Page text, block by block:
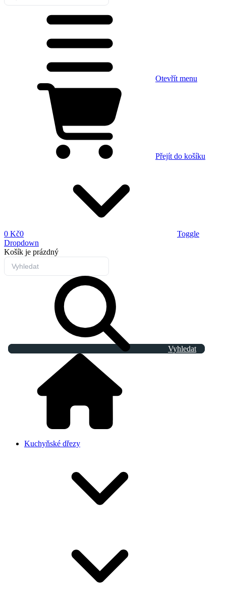
Otevřít menu
Přejít do košíku
0 Kč0
Toggle
Dropdown
Košík je prázdný
Vyhledat
Kuchyňské dřezy